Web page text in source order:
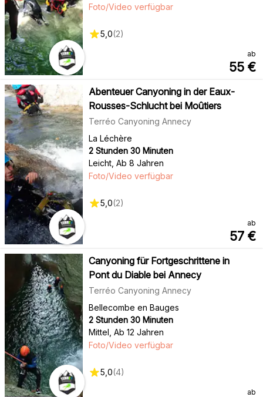
Foto/Video verfügbar
5,0(2)
ab
55 €
Abenteuer Canyoning in der Eaux-
Rousses-Schlucht bei Moûtiers
Terréo Canyoning Annecy
La Léchère
2 Stunden 30 Minuten
Leicht, Ab 8 Jahren
Foto/Video verfügbar
5,0(2)
ab
57 €
Canyoning für Fortgeschrittene in
Pont du Diable bei Annecy
Terréo Canyoning Annecy
Bellecombe en Bauges
2 Stunden 30 Minuten
Mittel Ab 12 Jahren
Foto/Video verfügbar
5,0(4)
ab